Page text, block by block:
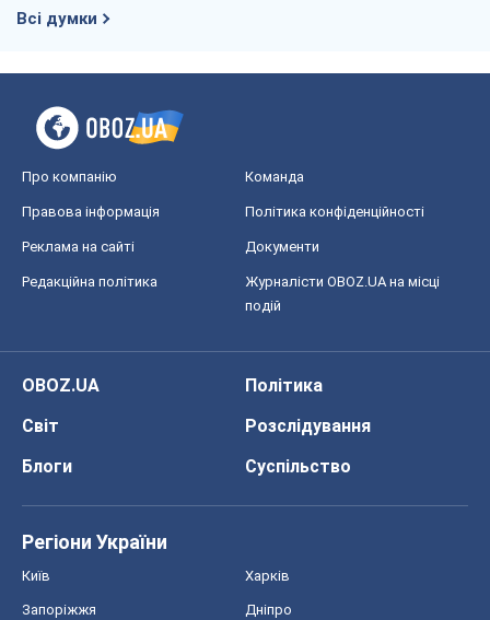
Всі думки
Про компанію Команда
Правова інформація Політика конфіденційності
Реклама на сайті Документи
Редакційна політика
Журналісти OBOZ.UA на місці
подій
OBOZ.UA
Політика
Світ
Розслідування
Блоги
Суспільство
Регіони України
Київ Харків
Запоріжжя Дніпро